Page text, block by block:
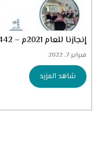
إنجازنا للعام 2021م – 1442هـ
فبراير 7, 2022
شاهد المزيد